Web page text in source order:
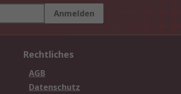
Anmelden
Rechtliches
AGB
Datenschutz